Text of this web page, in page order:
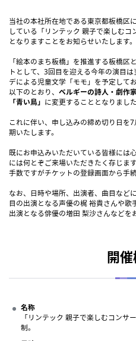
当社の本社所在地である東京都板橋区
している「リンテック 親子で楽しむ
となりますことをお知らせいたします。
「絵本のまち板橋」を推進する板橋
トとして、3回目を迎える今年の演目
デによる児童文学「モモ」を予定して
以下のとおり、 ベルギーの詩人・劇作
「青い鳥」 に変更することとなりました
これに伴い、申し込みの締め切り日を
期いたします。
既にお申込みいただいている皆様には
には何とぞご来場いただきたく存じま
手数ですがチケットの登録画面から手
なお、日時や場所、出演者、曲目など
目の出演となる声優の梶 裕貴さんや
出演となる俳優の増田 梨沙さんなどを
開
名称
「リンテック 親子で楽しむコン
制。